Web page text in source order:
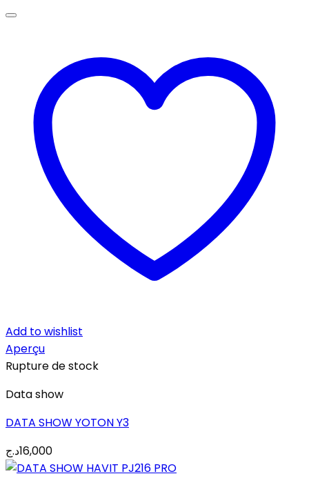
Add to wishlist
Aperçu
Rupture de stock
Data show
DATA SHOW YOTON Y3
16,000د.ج